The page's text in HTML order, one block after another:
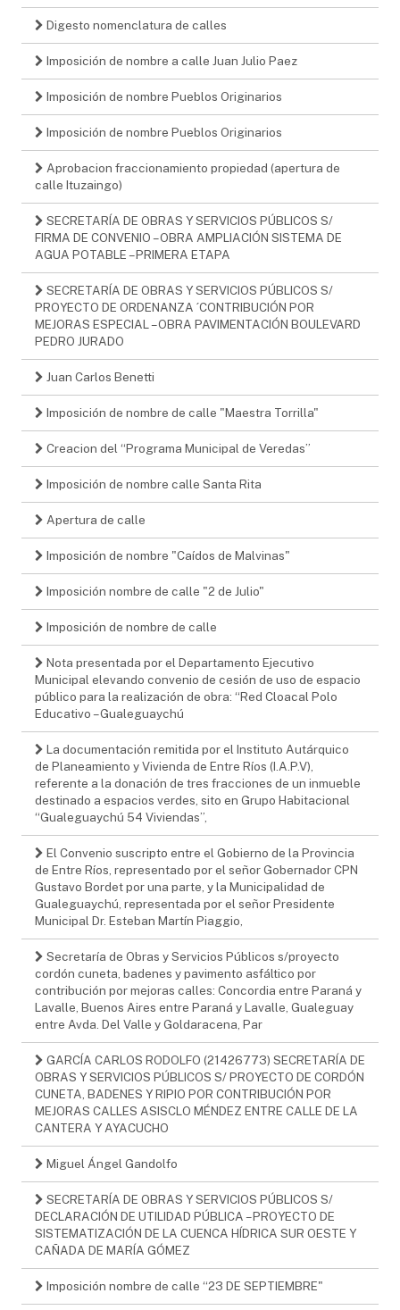
Digesto nomenclatura de calles
Imposición de nombre a calle Juan Julio Paez
Imposición de nombre Pueblos Originarios
Imposición de nombre Pueblos Originarios
Aprobacion fraccionamiento propiedad (apertura de
calle Ituzaingo)
SECRETARÍA DE OBRAS Y SERVICIOS PÚBLICOS S/
FIRMA DE CONVENIO – OBRA AMPLIACIÓN SISTEMA DE
AGUA POTABLE – PRIMERA ETAPA
SECRETARÍA DE OBRAS Y SERVICIOS PÚBLICOS S/
PROYECTO DE ORDENANZA ´CONTRIBUCIÓN POR
MEJORAS ESPECIAL – OBRA PAVIMENTACIÓN BOULEVARD
PEDRO JURADO
Juan Carlos Benetti
Imposición de nombre de calle "Maestra Torrilla"
Creacion del “Programa Municipal de Veredas”
Imposición de nombre calle Santa Rita
Apertura de calle
Imposición de nombre "Caídos de Malvinas"
Imposición nombre de calle "2 de Julio"
Imposición de nombre de calle
Nota presentada por el Departamento Ejecutivo
Municipal elevando convenio de cesión de uso de espacio
público para la realización de obra: “Red Cloacal Polo
Educativo – Gualeguaychú
La documentación remitida por el Instituto Autárquico
de Planeamiento y Vivienda de Entre Ríos (I.A.P.V),
referente a la donación de tres fracciones de un inmueble
destinado a espacios verdes, sito en Grupo Habitacional
“Gualeguaychú 54 Viviendas”,
El Convenio suscripto entre el Gobierno de la Provincia
de Entre Ríos, representado por el señor Gobernador CPN
Gustavo Bordet por una parte, y la Municipalidad de
Gualeguaychú, representada por el señor Presidente
Municipal Dr. Esteban Martín Piaggio,
Secretaría de Obras y Servicios Públicos s/proyecto
cordón cuneta, badenes y pavimento asfáltico por
contribución por mejoras calles: Concordia entre Paraná y
Lavalle, Buenos Aires entre Paraná y Lavalle, Gualeguay
entre Avda. Del Valle y Goldaracena, Par
GARCÍA CARLOS RODOLFO (21426773) SECRETARÍA DE
OBRAS Y SERVICIOS PÚBLICOS S/ PROYECTO DE CORDÓN
CUNETA, BADENES Y RIPIO POR CONTRIBUCIÓN POR
MEJORAS CALLES ASISCLO MÉNDEZ ENTRE CALLE DE LA
CANTERA Y AYACUCHO
Miguel Ángel Gandolfo
SECRETARÍA DE OBRAS Y SERVICIOS PÚBLICOS S/
DECLARACIÓN DE UTILIDAD PÚBLICA – PROYECTO DE
SISTEMATIZACIÓN DE LA CUENCA HÍDRICA SUR OESTE Y
CAÑADA DE MARÍA GÓMEZ
Imposición nombre de calle “23 DE SEPTIEMBRE"